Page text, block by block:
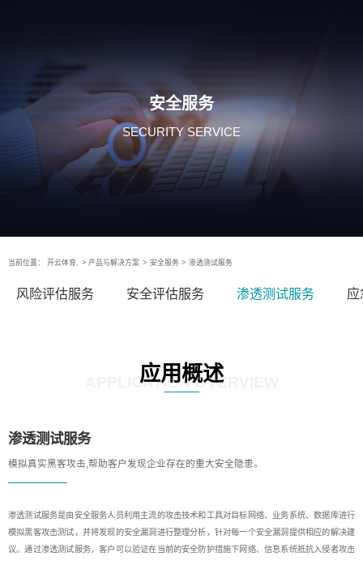
安全服务
SECURITY SERVICE
当前位置： 开云体育, > 产品与解决方案 > 安全服务 > 渗透测试服务
风险评估服务 安全评估服务 渗透测试服务 应
应用概述
APPLICATION OVERVIEW
渗透测试服务
模拟真实黑客攻击,帮助客户发现企业存在的重大安全隐患。
渗透测试服务是由安全服务人员利用主流的攻击技术和工具对目标网络、业务系统、数据库进行
模拟黑客攻击测试，并将发现的安全漏洞进行整理分析，针对每一个安全漏洞提供相应的解决建
议。通过渗透测试服务，客户可以验证在当前的安全防护措施下网络、信息系统抵抗入侵者攻击